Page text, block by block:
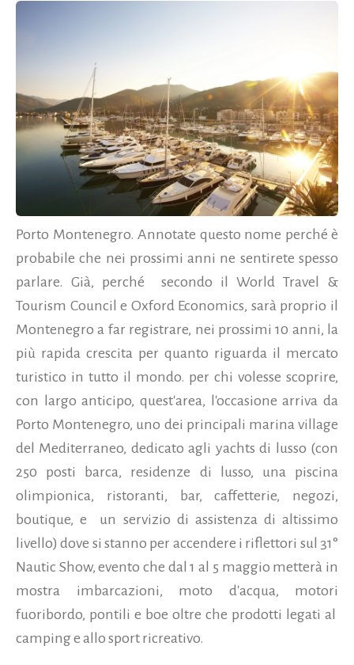
Porto Montenegro. Annotate questo nome perché è
probabile che nei prossimi anni ne sentirete spesso
parlare. Già, perché secondo il World Travel &
Tourism Council e Oxford Economics, sarà proprio il
Montenegro a far registrare, nei prossimi 10 anni, la
più rapida crescita per quanto riguarda il mercato
turistico in tutto il mondo. per chi volesse scoprire,
con largo anticipo, quest'area, l'occasione arriva da
Porto Montenegro, uno dei principali marina village
del Mediterraneo, dedicato agli yachts di lusso (con
250 posti barca, residenze di lusso, una piscina
olimpionica, ristoranti, bar, caffetterie, negozi,
boutique, e un servizio di assistenza di altissimo
livello) dove si stanno per accendere i riflettori sul 31°
Nautic Show, evento che dal 1 al 5 maggio metterà in
mostra imbarcazioni, moto d'acqua, motori
fuoribordo, pontili e boe oltre che prodotti legati al
camping e allo sport ricreativo.